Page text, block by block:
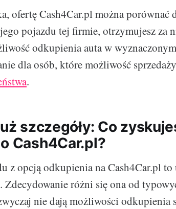
ofertę Cash4Car.pl można porównać
pojazdu tej firmie, otrzymujesz za
odkupienia auta w
dla osób, które możliwość
.
szczegóły: Co
Cash4Car.pl?
z opcją odkupienia na Cash4Car.pl to
Zdecydowanie różni się ona od
nie dają możliwości odkupienia